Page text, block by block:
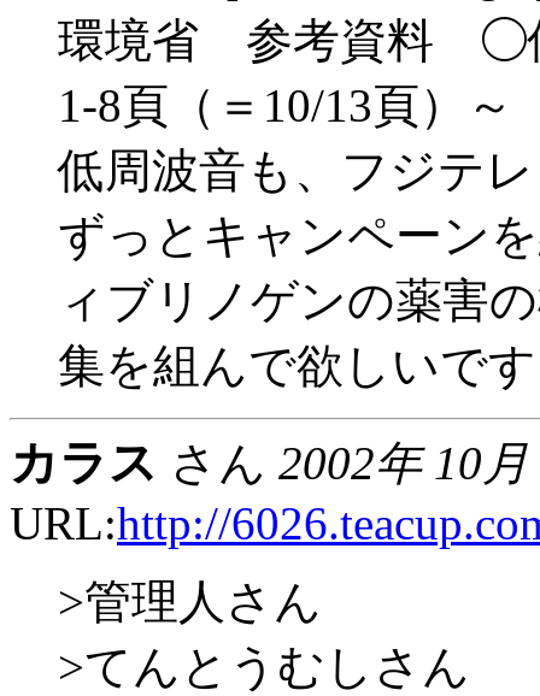
環境省 参考資料 ◯
1-8頁（＝10/13頁）～
低周波音も、フジテ
ずっとキャンペーン
ィブリノゲンの薬害
集を組んで欲しいです
カラス さん 2002年 10
URL:http://
>管理人さん
>てんとうむしさん